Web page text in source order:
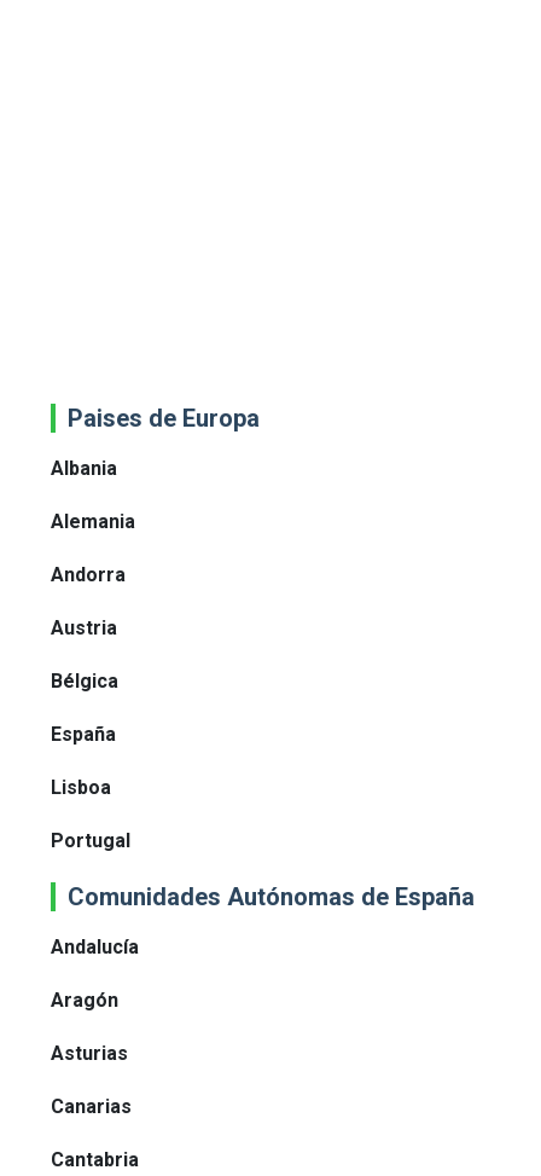
Paises de Europa
Albania
Alemania
Andorra
Austria
Bélgica
España
Lisboa
Portugal
Comunidades Autónomas de España
Andalucía
Aragón
Asturias
Canarias
Cantabria